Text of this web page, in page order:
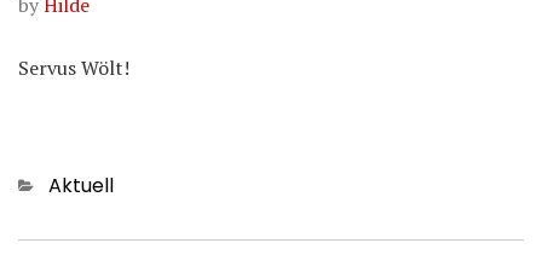
Servus Wölt!
Categories
Aktuell